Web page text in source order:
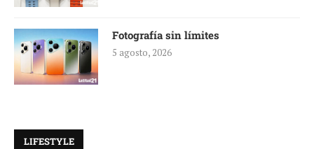
Fotografía sin límites
5 agosto, 2026
LIFESTYLE